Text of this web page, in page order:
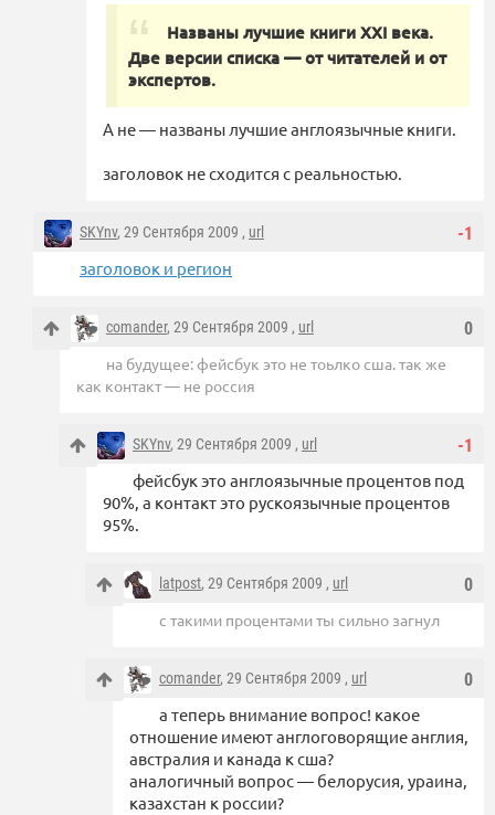
Названы лучшие книги XXI века.
Две версии списка — от читателей и от
экспертов.
А не — названы лучшие англоязычные книги.
заголовок не сходится с реальностью.
-1
SKYnv, 29 Сентября 2009 , url
заголовок и регион
0
comander, 29 Сентября 2009 , url
на будущее: фейсбук это не тоьлко сша. так же
как контакт — не россия
-1
SKYnv, 29 Сентября 2009 , url
фейсбук это англоязычные процентов под
90%, а контакт это рускоязычные процентов
95%.
0
latpost, 29 Сентября 2009 , url
с такими процентами ты сильно загнул
0
comander, 29 Сентября 2009 , url
а теперь внимание вопрос! какое
отношение имеют англоговорящие англия,
австралия и канада к сша?
аналогичный вопрос — белорусия, ураина,
казахстан к россии?